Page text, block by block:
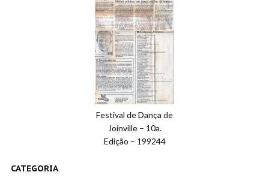
Festival de Dança de
Joinville – 10a.
Edição – 199244
CATEGORIA